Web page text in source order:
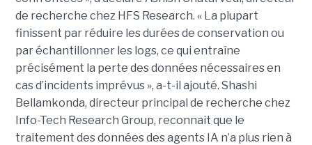
de recherche chez HFS Research. « La plupart
finissent par réduire les durées de conservation ou
par échantillonner les logs, ce qui entraîne
précisément la perte des données nécessaires en
cas d’incidents imprévus », a-t-il ajouté. Shashi
Bellamkonda, directeur principal de recherche chez
Info-Tech Research Group, reconnait que le
traitement des données des agents IA n’a plus rien à